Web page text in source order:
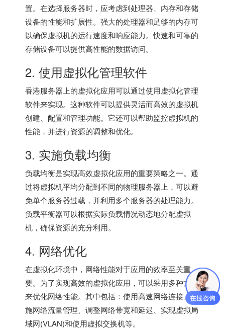
置。在选择服务器时，应考虑到处理器、内存和存储
设备的性能和扩展性。强大的处理器和足够的内存可
以确保虚拟机的运行速度和响应能力。快速和可靠的
存储设备可以提供高性能的数据访问。
2. 使用虚拟化管理软件
香港服务器 上的虚拟化应用可以通过使用虚拟化管理
软件来实现。这种软件可以提供灵活而高效的虚拟机
创建、配置和管理功能。它还可以帮助监控虚拟机的
性能，并进行资源的调整和优化。
3. 实施负载均衡
负载均衡是实现高效虚拟化应用的重要策略之一。通
过将虚拟机平均分配到不同的物理服务器上，可以避
免单个服务器过载，并利用多个服务器的处理能力。
负载平衡器可以根据实际负载情况动态地分配虚拟
机，确保资源的充分利用。
4. 网络优化
在虚拟化环境中，网络性能对于应用的效率至关重
要。为了实现高效的虚拟化应用，可以采用多种方法
来优化网络性能。其中包括：使用高速网络连接、实
施网络流量管理、调整网络带宽和延迟、实现虚拟局
域网(VLAN)和使用虚拟交换机等。